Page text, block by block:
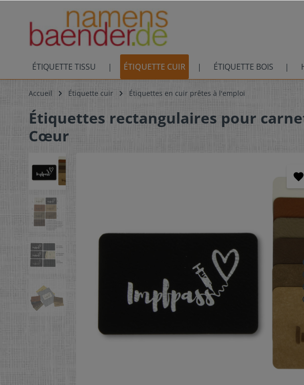
ÉTIQUETTE TISSU ÉTIQUETTE CUIR ÉTIQUETTE BOIS
Accueil Étiquette cuir Étiquettes en cuir prêtes à l'emploi
Étiquettes rectangulaires pour
Cœur